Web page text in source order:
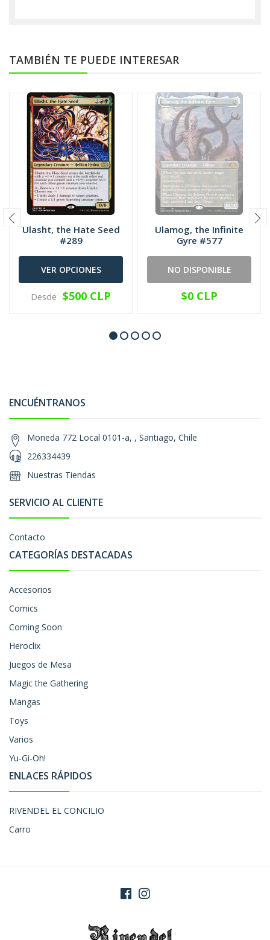
TAMBIÉN TE PUEDE INTERESAR
Ulasht, the Hate Seed
#289
VER OPCIONES
Desde $500 CLP
Ulamog, the Infinite
Gyre #577
NO DISPONIBLE
$0 CLP
ENCUÉNTRANOS
Moneda 772 Local 0101-a, , Santiago, Chile
226334439
Nuestras Tiendas
SERVICIO AL CLIENTE
Contacto
CATEGORÍAS DESTACADAS
Accesorios
Comics
Coming Soon
Heroclix
Juegos de Mesa
Magic the Gathering
Mangas
Toys
Varios
Yu-Gi-Oh!
ENLACES RÁPIDOS
RIVENDEL EL CONCILIO
Carro